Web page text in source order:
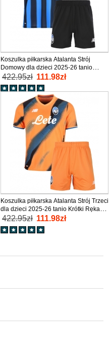
Koszulka piłkarska Atalanta Strój
Domowy dla dzieci 2025-26 tanio
Krótki Rękaw (+ Krótkie spodenki)
422.95zł 111.98zł
Koszulka piłkarska Atalanta Strój Trzeci
dla dzieci 2025-26 tanio Krótki Rękaw
(+ Krótkie spodenki)
422.95zł 111.98zł